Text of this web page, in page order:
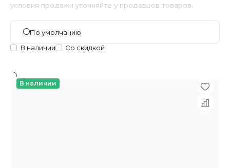
условия продажи уточняйте у продавцов товаров.
По умолчанию
В наличии
Со скидкой
В наличии